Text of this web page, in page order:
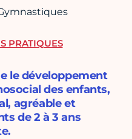
le développement
des enfants,
agréable et
de 2 à 3 ans
PRATIQUES